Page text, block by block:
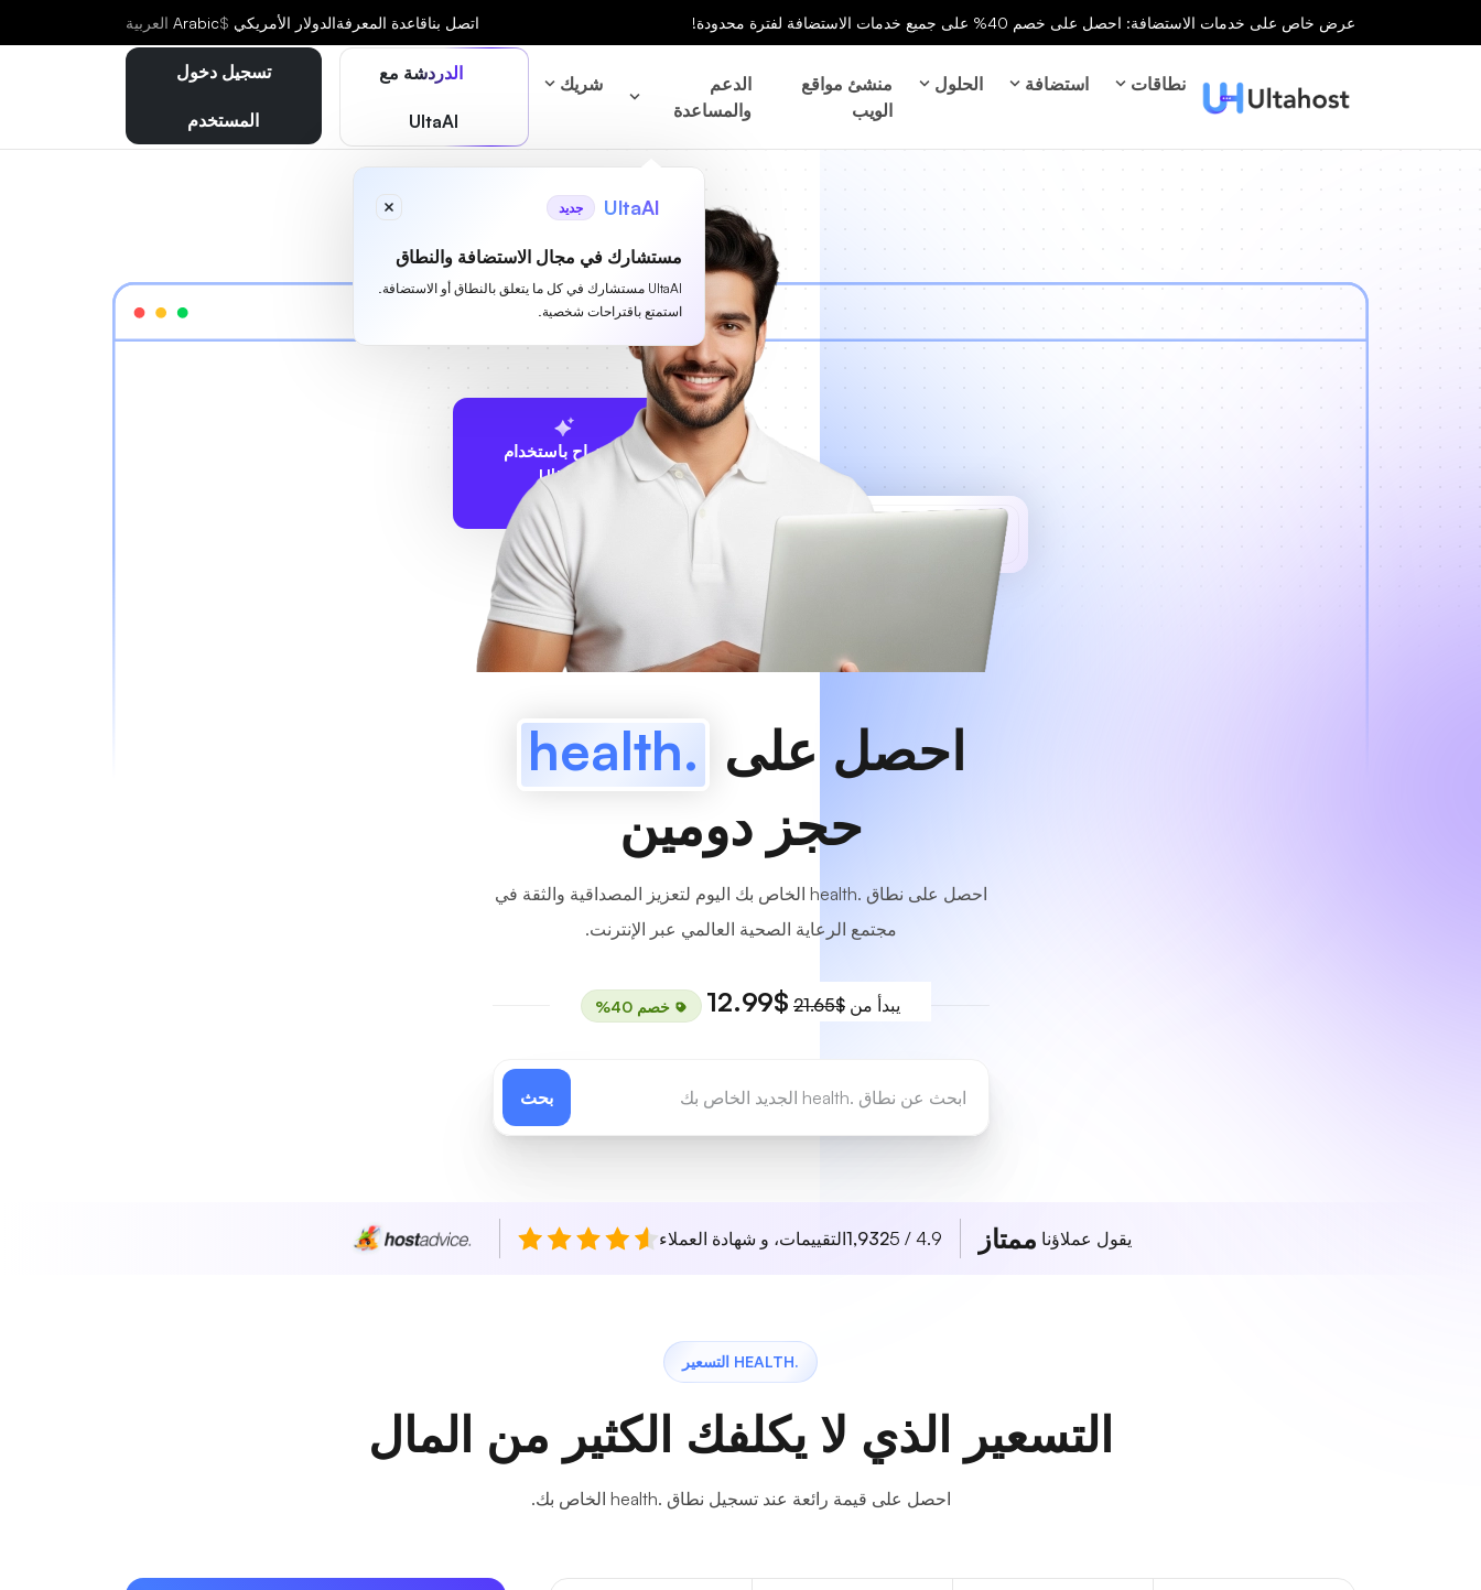
عرض خاص على خدمات الاستضافة: احصل على خصم 40% على جميع خدمات الاستضافة لفترة محدودة! اتصل بناقاعدة المعرفةالدولار الأمريكي $
Arabic العربية
نطاقات استضافة الحلول
منشئ مواقع
الويب
الدعم
والمساعدة
شريك الدردشة مع
UltaAI
UltaAI جديد
مستشارك في مجال الاستضافة والنطاق
UltaAI مستشارك في كل ما يتعلق بالنطاق أو الاستضافة.
استمتع باقتراحات شخصية.
تسجيل دخول
المستخدم
الاقتراح باستخدام
UltaAI
متاح!
احصل على .health
حجز دومين
احصل على نطاق .health الخاص بك اليوم لتعزيز المصداقية والثقة في
مجتمع الرعاية الصحية العالمي عبر الإنترنت.
يبدأ من $21.65
$12.99 خصم 40%
بحث
يقول عملاؤنا ممتاز 4.9 / 5
1,932التقييمات، و شهادة العملاء
.HEALTH التسعير
التسعير الذي لا يكلفك الكثير من المال
احصل على قيمة رائعة عند تسجيل نطاق .health الخاص بك.